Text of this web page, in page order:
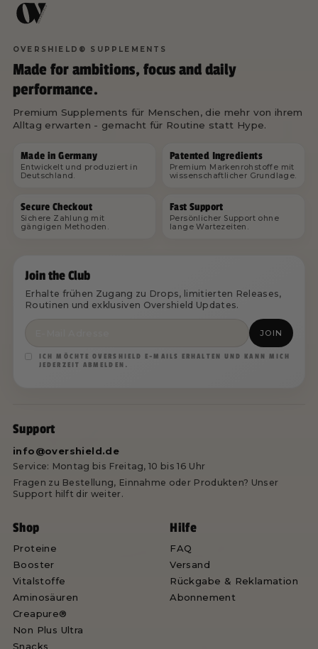
OVERSHIELD® SUPPLEMENTS
Made for ambitions, focus and daily
performance.
Premium Supplements für Menschen, die mehr von ihrem
Alltag erwarten - gemacht für Routine statt Hype.
Made in Germany
Entwickelt und produziert in
Deutschland.
Patented Ingredients
Premium Markenrohstoffe mit
wissenschaftlicher Grundlage.
Secure Checkout
Sichere Zahlung mit
gängigen Methoden.
Fast Support
Persönlicher Support ohne
lange Wartezeiten.
Join the Club
Erhalte frühen Zugang zu Drops, limitierten Releases,
Routinen und exklusiven Overshield Updates.
JOIN
ICH MÖCHTE OVERSHIELD E-MAILS ERHALTEN UND KANN MICH
JEDERZEIT ABMELDEN.
Support
info@overshield.de
Service: Montag bis Freitag, 10 bis 16 Uhr
Fragen zu Bestellung, Einnahme oder Produkten? Unser
Support hilft dir weiter.
Shop
Proteine
Booster
Vitalstoffe
Aminosäuren
Creapure®
Non Plus Ultra
Snacks
Hilfe
FAQ
Versand
Rückgabe & Reklamation
Abonnement